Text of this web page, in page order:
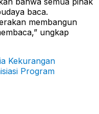
baca.
membangun
ungkap